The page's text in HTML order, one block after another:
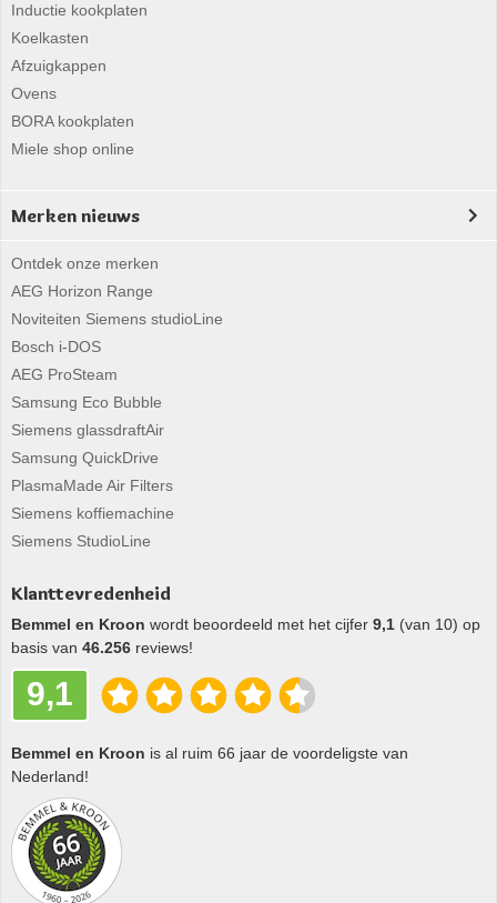
Inductie kookplaten
Koelkasten
Afzuigkappen
Ovens
BORA kookplaten
Miele shop online
Merken nieuws
Ontdek onze merken
AEG Horizon Range
Noviteiten Siemens studioLine
Bosch i-DOS
AEG ProSteam
Samsung Eco Bubble
Siemens glassdraftAir
Samsung QuickDrive
PlasmaMade Air Filters
Siemens koffiemachine
Siemens StudioLine
Klanttevredenheid
Bemmel en Kroon wordt beoordeeld met het cijfer 9,1 (van 10) op
basis van 46.256 reviews!
9,1
Bemmel en Kroon is al ruim 66 jaar de voordeligste van
Nederland!